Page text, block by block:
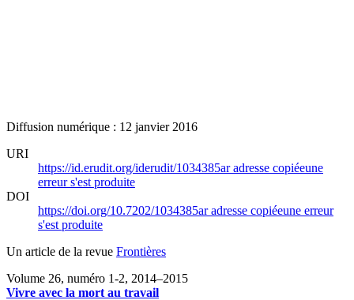
Diffusion numérique : 12 janvier 2016
URI
https://id.erudit.org/iderudit/1034385aradresse copiéeune
erreur s'est produite
DOI
https://doi.org/10.7202/1034385aradresse copiéeune erreur
s'est produite
Un article de la revue Frontières
Volume 26, numéro 1-2, 2014–2015
Vivre avec la mort au travail